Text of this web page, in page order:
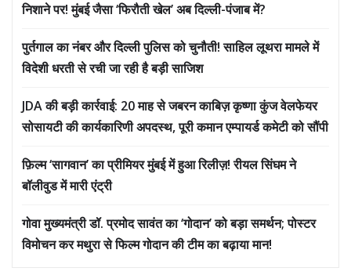
निशाने पर! मुंबई जैसा ‘फिरौती खेल’ अब दिल्ली-पंजाब में?
पुर्तगाल का नंबर और दिल्ली पुलिस को चुनौती! साहिल लूथरा मामले में
विदेशी धरती से रची जा रही है बड़ी साजिश
JDA की बड़ी कार्रवाई: 20 माह से जबरन काबिज़ कृष्णा कुंज वेलफेयर
सोसायटी की कार्यकारिणी अपदस्थ, पूरी कमान एम्पायर्ड कमेटी को सौंपी
फ़िल्म ‘सागवान’ का प्रीमियर मुंबई में हुआ रिलीज़! रीयल सिंघम ने
बॉलीवुड में मारी एंट्री
गोवा मुख्यमंत्री डॉ. प्रमोद सावंत का ‘गोदान’ को बड़ा समर्थन; पोस्टर
विमोचन कर मथुरा से फिल्म गोदान की टीम का बढ़ाया मान!